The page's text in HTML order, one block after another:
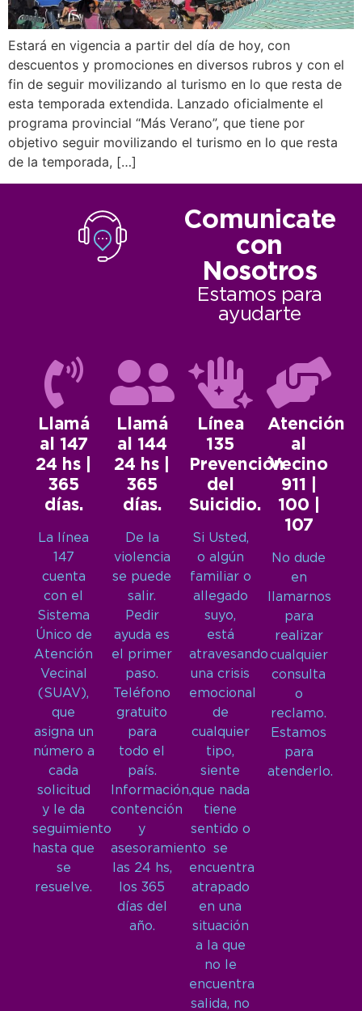
Estará en vigencia a partir del día de hoy, con
descuentos y promociones en diversos rubros y con el
fin de seguir movilizando al turismo en lo que resta de
esta temporada extendida. Lanzado oficialmente el
programa provincial “Más Verano”, que tiene por
objetivo seguir movilizando el turismo en lo que resta
de la temporada, […]
Comunicate
con
Nosotros
Estamos para
ayudarte
Llamá
al 147
24 hs |
365
días.
La línea
147
cuenta
con el
Sistema
Único de
Atención
Vecinal
(SUAV),
que
asigna un
número a
cada
solicitud
y le da
seguimiento
hasta que
se
resuelve.
Llamá
al 144
24 hs |
365
días.
De la
violencia
se puede
salir.
Pedir
ayuda es
el primer
paso.
Teléfono
gratuito
para
todo el
país.
Información,
contención
y
asesoramiento
las 24 hs,
los 365
días del
año.
Línea
135
Prevención
del
Suicidio.
Si Usted,
o algún
familiar o
allegado
suyo,
está
atravesando
una crisis
emocional
de
cualquier
tipo,
siente
que nada
tiene
sentido o
se
encuentra
atrapado
en una
situación
a la que
no le
encuentra
salida, no
Atención
al
Vecino
911 |
100 |
107
No dude
en
llamarnos
para
realizar
cualquier
consulta
o
reclamo.
Estamos
para
atenderlo.